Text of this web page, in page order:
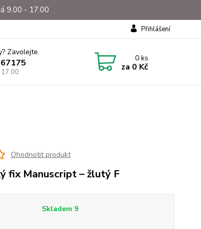
9.00 - 17.00
Přihlášení
Zavolejte.
0ks
za 0 Kč
Ohodnotit produkt
fix Manuscript – žlutý F
Skladem 9